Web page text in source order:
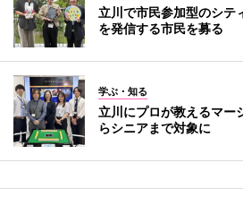
立川で市民参加型のシ
を発信する市民を募る
学ぶ・知る
立川にプロが教えるマ
らシニアまで対象に